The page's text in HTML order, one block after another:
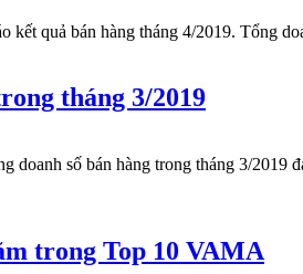
quả bán hàng tháng 4/2019. Tổng
tháng 3/2019
số bán hàng trong tháng 3/2019
trong Top 10 VAMA